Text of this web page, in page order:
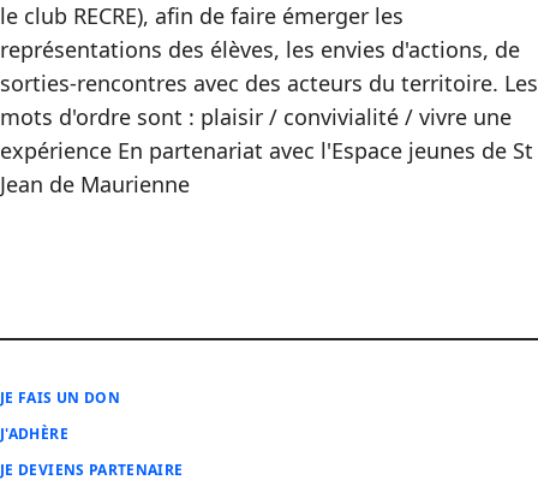
le club RECRE), afin de faire émerger les
représentations des élèves, les envies d'actions, de
sorties-rencontres avec des acteurs du territoire. Les
mots d'ordre sont : plaisir / convivialité / vivre une
expérience En partenariat avec l'Espace jeunes de St
Jean de Maurienne
JE FAIS UN DON
J'ADHÈRE
JE DEVIENS PARTENAIRE